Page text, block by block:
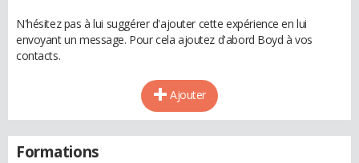
N'hésitez pas à lui suggérer d'ajouter cette expérience en lui
envoyant un message. Pour cela ajoutez d'abord Boyd à vos
contacts.
Ajouter
Formations